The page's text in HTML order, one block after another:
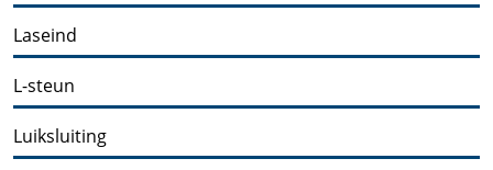
Laseind
L-steun
Luiksluiting